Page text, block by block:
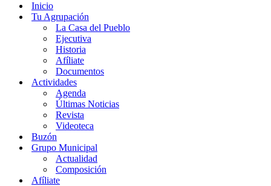
Inicio
Tu Agrupación
La Casa del Pueblo
Ejecutiva
Historia
Afíliate
Documentos
Actividades
Agenda
Últimas Noticias
Revista
Videoteca
Buzón
Grupo Municipal
Actualidad
Composición
Afíliate